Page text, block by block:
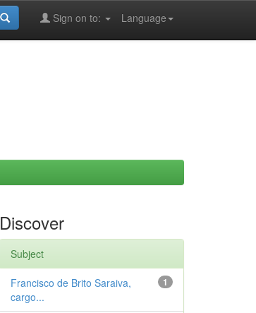
Language
Sign on to:
Discover
Subject
1
Francisco de Brito Saraiva,
cargo...